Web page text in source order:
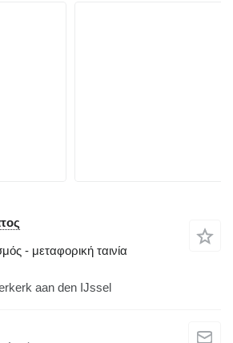
- μεταφορική ταινία
aan den IJssel